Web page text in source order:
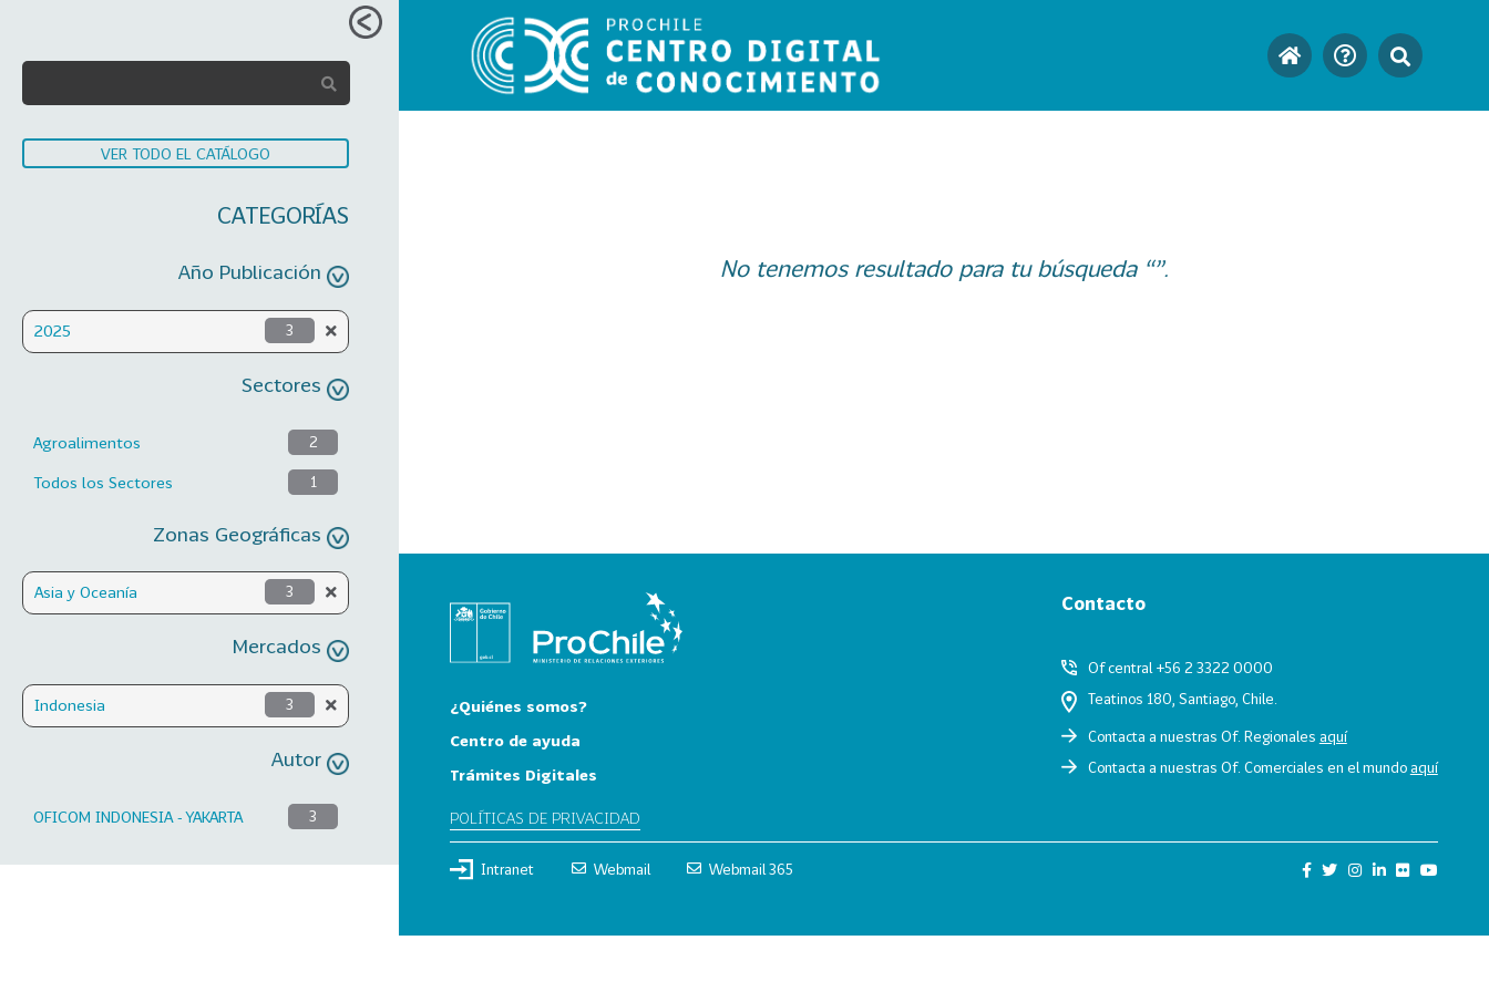
VER TODO EL CATÁLOGO
CATEGORÍAS
Año Publicación
2025 3
Sectores
Agroalimentos 2
Todos los Sectores 1
Zonas Geográficas
Asia y Oceanía 3
Mercados
Indonesia 3
Autor
OFICOM INDONESIA - YAKARTA 3
No tenemos resultado para tu búsqueda “”.
¿Quiénes somos?
Centro de ayuda
Trámites Digitales
POLÍTICAS DE PRIVACIDAD
Contacto
Of central +56 2 3322 0000
Teatinos 180, Santiago, Chile.
Contacta a nuestras Of. Regionales aquí
Contacta a nuestras Of. Comerciales en el mundoaquí
Intranet Webmail Webmail 365